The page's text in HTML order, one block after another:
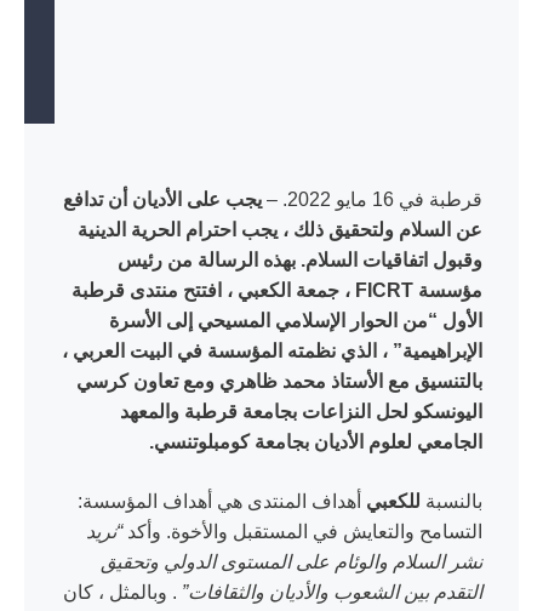
قرطبة في 16 مايو 2022. –
يجب على الأديان أن تدافع
عن السلام ولتحقيق ذلك ، يجب احترام الحرية الدينية
وقبول اتفاقيات السلام. بهذه الرسالة من رئيس
مؤسسة FICRT ، جمعة الكعبي ، افتتح منتدى قرطبة
الأول “من الحوار الإسلامي المسيحي إلى الأسرة
الإبراهيمية” ، الذي نظمته المؤسسة في البيت العربي ،
بالتنسيق مع الأستاذ محمد ظاهري ومع تعاون كرسي
اليونسكو لحل النزاعات بجامعة قرطبة والمعهد
الجامعي لعلوم الأديان بجامعة كومبلوتنسي.
بالنسبة للكعبي أهداف المنتدى هي أهداف المؤسسة:
التسامح والتعايش في المستقبل والأخوة. وأكد“نريد
نشر السلام والوئام على المستوى الدولي وتحقيق
التقدم بين الشعوب والأديان والثقافات” . وبالمثل ، كان